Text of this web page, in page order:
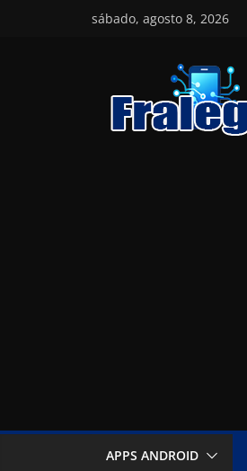
sábado, agosto 8, 2026
APPS ANDROID